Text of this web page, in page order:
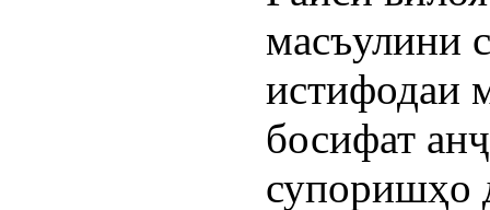
масъулини
истифодаи
босифат
супоришҳо